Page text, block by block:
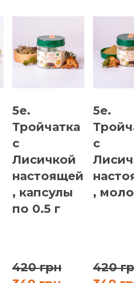
5e.
Тройчатка
с
Лисичкой
настоящей
, капсулы
по 0.5 г
420 грн
5e.
с
,
420